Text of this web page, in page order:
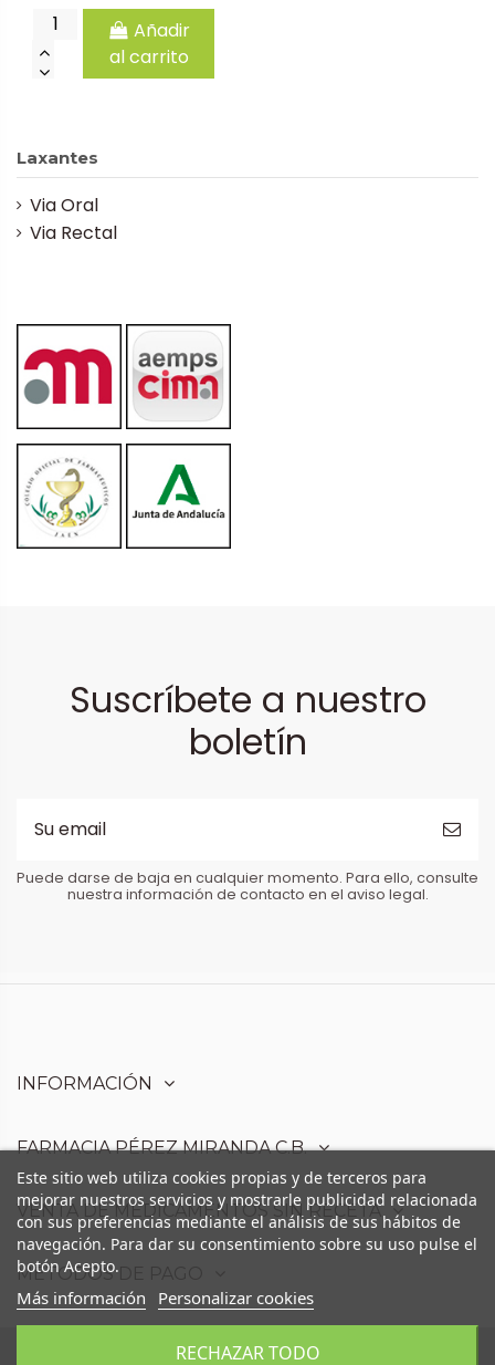
Añadir
al carrito
Laxantes
Via Oral
Via Rectal
Suscríbete a nuestro
boletín
Puede darse de baja en cualquier momento. Para ello, consulte
nuestra información de contacto en el aviso legal.
INFORMACIÓN
FARMACIA PÉREZ MIRANDA C.B.
VENTA DE MEDICAMENTOS SIN RECETA
MÉTODOS DE PAGO
Este sitio web utiliza cookies propias y de terceros para
mejorar nuestros servicios y mostrarle publicidad relacionada
con sus preferencias mediante el análisis de sus hábitos de
navegación. Para dar su consentimiento sobre su uso pulse el
botón Acepto.
Más información Personalizar cookies
RECHAZAR TODO